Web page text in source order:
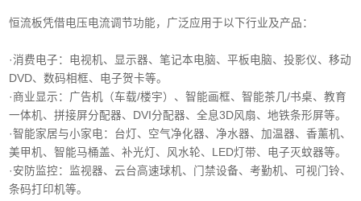
恒流板凭借电压电流调节功能，广泛应用于以下行业及产品：
·消费电子‌：电视机、显示器、笔记本电脑、平板电脑、投影仪、移动
DVD、数码相框、电子贺卡等。
·商业显示‌：广告机（车载/楼宇）、智能画框、智能茶几/书桌、教育
一体机、拼接屏分配器、DVI分配器、全息3D风扇、地铁条形屏等。
·智能家居与小家电‌：台灯、空气净化器、净水器、加温器、香薰机、
美甲机、智能马桶盖、补光灯、风水轮、LED灯带、电子灭蚊器等。
‌·安防监控‌：监视器、云台高速球机、门禁设备、考勤机、可视门铃、
条码打印机等。